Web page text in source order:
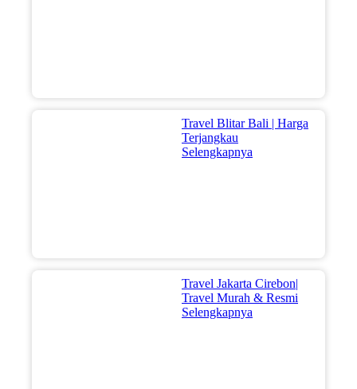
Travel Blitar Bali | Harga
Terjangkau
Selengkapnya
Travel Jakarta Cirebon|
Travel Murah & Resmi
Selengkapnya